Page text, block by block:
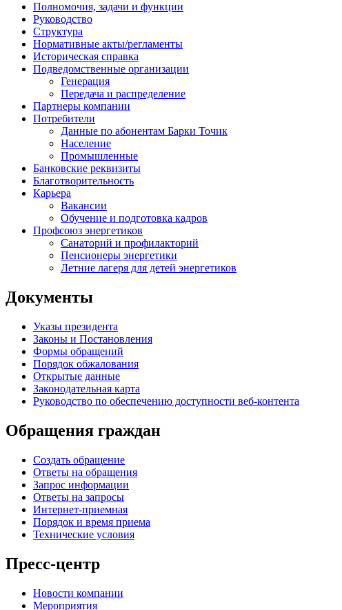
Полномочия, задачи и функции
Руководство
Структура
Нормативные акты/регламенты
Историческая справка
Подведомственные организации
Генерация
Передача и распределение
Партнеры компании
Потребители
Данные по абонентам Барки Точик
Население
Промышленные
Банковские реквизиты
Благотворительность
Карьера
Вакансии
Обучение и подготовка кадров
Профсоюз энергетиков
Санаторий и профилакторий
Пенсионеры энергетики
Летние лагеря для детей энергетиков
Документы
Указы президента
Законы и Постановления
Формы обращений
Порядок обжалования
Открытые данные
Законодательная карта
Руководство по обеспечению доступности веб-контента
Обращения граждан
Создать обращение
Ответы на обращения
Запрос информации
Ответы на запросы
Интернет-приемная
Порядок и время приема
Технические условия
Пресс-центр
Новости компании
Мероприятия